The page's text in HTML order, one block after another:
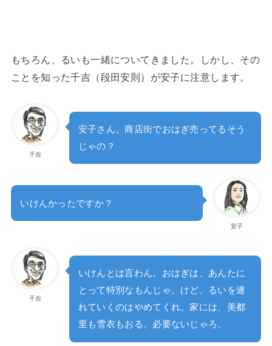
もちろん、るいも一緒についてきました。しかし、その
ことを知った千吉（段田安則）が安子に注意します。
千吉
安子さん、商店街でおはぎ売ってるそう
じゃの？
安子
いけんかったですか？
千吉
いけんとは言わん。おはぎは、あんたに
とって特別なもんじゃ。けど、るいを連
れていくのはやめてくれ。家には、美都
里も雪衣もおる。必要ないじゃろ。